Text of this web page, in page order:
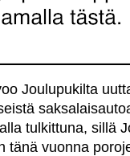
Joulupukilta
tulkittuna, sillä
tänä vuonna